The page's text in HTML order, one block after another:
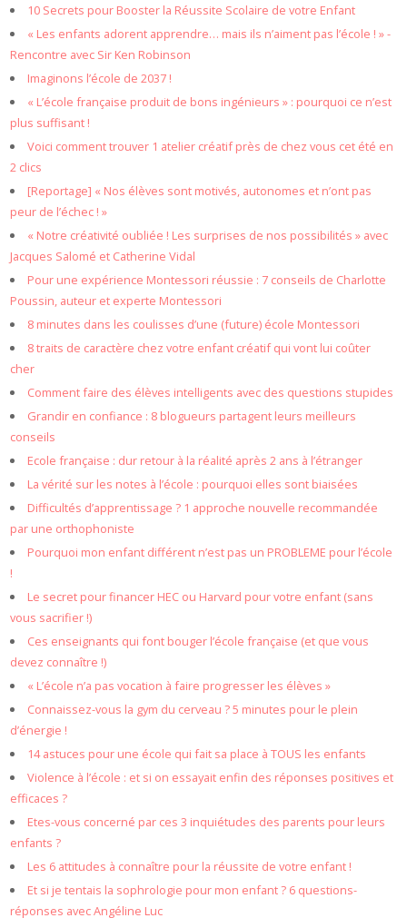
10 Secrets pour Booster la Réussite Scolaire de votre Enfant
« Les enfants adorent apprendre… mais ils n’aiment pas l’école ! » -
Rencontre avec Sir Ken Robinson
Imaginons l’école de 2037 !
« L’école française produit de bons ingénieurs » : pourquoi ce n’est
plus suffisant !
Voici comment trouver 1 atelier créatif près de chez vous cet été en
2 clics
[Reportage] « Nos élèves sont motivés, autonomes et n’ont pas
peur de l’échec ! »
« Notre créativité oubliée ! Les surprises de nos possibilités » avec
Jacques Salomé et Catherine Vidal
Pour une expérience Montessori réussie : 7 conseils de Charlotte
Poussin, auteur et experte Montessori
8 minutes dans les coulisses d’une (future) école Montessori
8 traits de caractère chez votre enfant créatif qui vont lui coûter
cher
Comment faire des élèves intelligents avec des questions stupides
Grandir en confiance : 8 blogueurs partagent leurs meilleurs
conseils
Ecole française : dur retour à la réalité après 2 ans à l’étranger
La vérité sur les notes à l’école : pourquoi elles sont biaisées
Difficultés d’apprentissage ? 1 approche nouvelle recommandée
par une orthophoniste
Pourquoi mon enfant différent n’est pas un PROBLEME pour l’école
!
Le secret pour financer HEC ou Harvard pour votre enfant (sans
vous sacrifier !)
Ces enseignants qui font bouger l’école française (et que vous
devez connaître !)
« L’école n’a pas vocation à faire progresser les élèves »
Connaissez-vous la gym du cerveau ? 5 minutes pour le plein
d’énergie !
14 astuces pour une école qui fait sa place à TOUS les enfants
Violence à l’école : et si on essayait enfin des réponses positives et
efficaces ?
Etes-vous concerné par ces 3 inquiétudes des parents pour leurs
enfants ?
Les 6 attitudes à connaître pour la réussite de votre enfant !
Et si je tentais la sophrologie pour mon enfant ? 6 questions-
réponses avec Angéline Luc